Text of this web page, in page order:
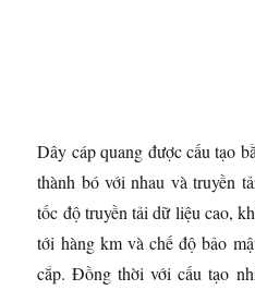
Dây cáp quang được cấu tạo
thành bó với nhau và truyền
tốc độ truyền tải dữ liệu cao,
tới hàng km và chế độ bảo
cắp. Đồng thời với cấu tạo